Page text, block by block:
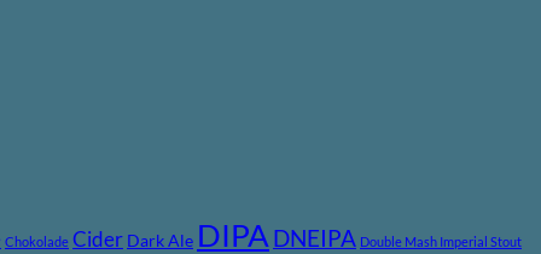
Chokolade Cider Dark Ale DIPA DNEIPA Double Mash Imperial Stout